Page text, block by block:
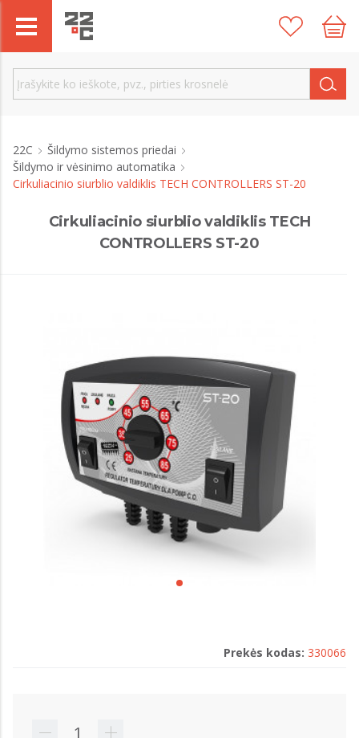
22C
Šildymo sistemos priedai
Šildymo ir vėsinimo automatika
Cirkuliacinio siurblio valdiklis TECH CONTROLLERS ST-20
Cirkuliacinio siurblio valdiklis TECH
CONTROLLERS ST-20
Prekės kodas: 330066